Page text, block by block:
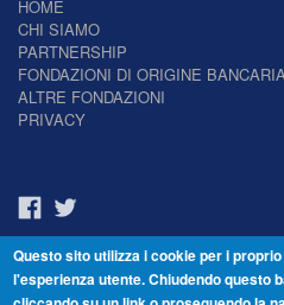
HOME
CHI SIAMO
PARTNERSHIP
FONDAZIONI DI ORIGINE
ALTRE FONDAZIONI
PRIVACY
Il Giornale
Reg. Tribunale
Questo sito utilizza i cookie per i
l'esperienza utente. Chiudendo questo